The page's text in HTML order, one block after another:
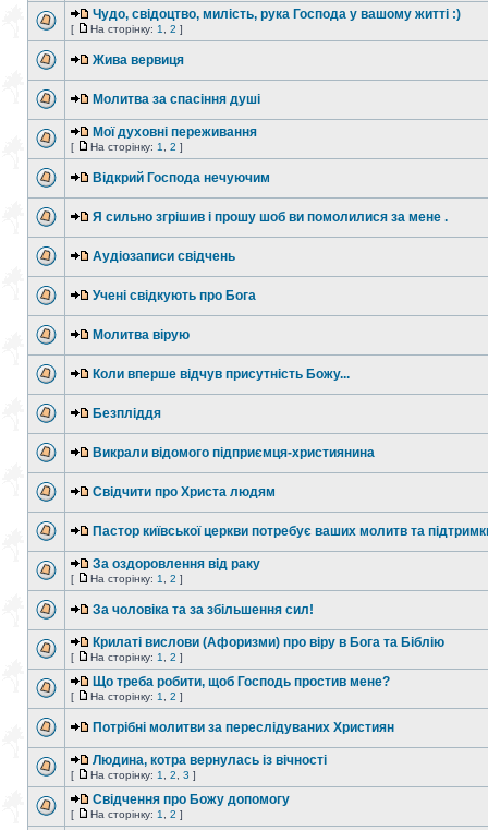
Чудо, свідоцтво, милість, рука Господа у вашому житті :)
[ На сторінку: 1 2 ]
Жива вервиця
Молитва за спасіння душі
Мої духовні переживання
[ На сторінку: 1 2 ]
Відкрий Господа нечуючим
Я сильно згрішив і прошу шоб ви помолилися за мене .
Аудіозаписи свідчень
Учені свідкують про Бога
Молитва вірую
Коли вперше відчув присутність Божу...
Безпліддя
Викрали відомого підприємця-християнина
Свідчити про Христа людям
Пастор київської церкви потребує ваших молитв та
За оздоровлення від раку
[ На сторінку: 1 2 ]
За чоловіка та за збільшення сил!
Крилаті вислови (Афоризми) про віру в Бога та Біблію
[ На сторінку: 1 2 ]
Що треба робити, щоб Господь простив мене?
[ На сторінку: 1 2 ]
Потрібні молитви за переслідуваних Християн
Людина, котра вернулась із вічності
[ На сторінку: 1 2 3 ]
Свідчення про Божу допомогу
[ На сторінку: 1 2 ]